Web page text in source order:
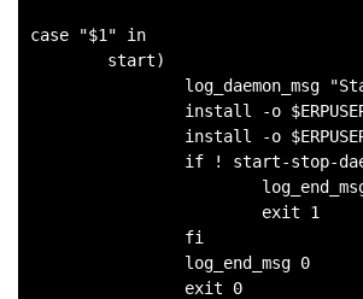
case "$1" in
        start)
log_daemon_msg
install -o
install -o
if ! start-stop-
                        exit 1
                fi
                log_end_msg 0
                exit 0